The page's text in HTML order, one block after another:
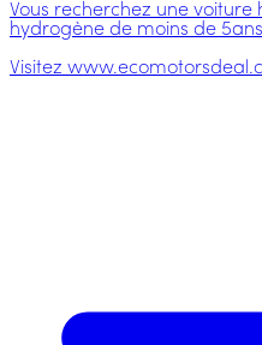
Vous recherchez une
hydrogène de moins de
Visitez